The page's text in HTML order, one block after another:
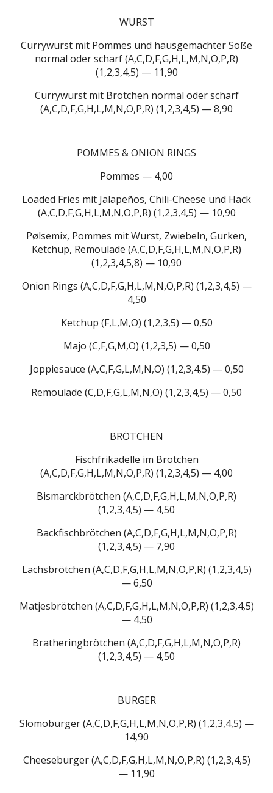
WURST
Currywurst mit Pommes und hausgemachter Soße
normal oder scharf (A,C,D,F,G,H,L,M,N,O,P,R)
(1,2,3,4,5) — 11,90
Currywurst mit Brötchen normal oder scharf
(A,C,D,F,G,H,L,M,N,O,P,R) (1,2,3,4,5) — 8,90
POMMES & ONION RINGS
Pommes — 4,00
Loaded Fries mit Jalapeños, Chili-Cheese und Hack
(A,C,D,F,G,H,L,M,N,O,P,R) (1,2,3,4,5) — 10,90
Pølsemix, Pommes mit Wurst, Zwiebeln, Gurken,
Ketchup, Remoulade (A,C,D,F,G,H,L,M,N,O,P,R)
(1,2,3,4,5,8) — 10,90
Onion Rings (A,C,D,F,G,H,L,M,N,O,P,R) (1,2,3,4,5) —
4,50
Ketchup (F,L,M,O) (1,2,3,5) — 0,50
Majo (C,F,G,M,O) (1,2,3,5) — 0,50
Joppiesauce (A,C,F,G,L,M,N,O) (1,2,3,4,5) — 0,50
Remoulade (C,D,F,G,L,M,N,O) (1,2,3,4,5) — 0,50
BRÖTCHEN
Fischfrikadelle im Brötchen
(A,C,D,F,G,H,L,M,N,O,P,R) (1,2,3,4,5) — 4,00
Bismarckbrötchen (A,C,D,F,G,H,L,M,N,O,P,R)
(1,2,3,4,5) — 4,50
Backfischbrötchen (A,C,D,F,G,H,L,M,N,O,P,R)
(1,2,3,4,5) — 7,90
Lachsbrötchen (A,C,D,F,G,H,L,M,N,O,P,R) (1,2,3,4,5)
— 6,50
Matjesbrötchen (A,C,D,F,G,H,L,M,N,O,P,R) (1,2,3,4,5)
— 4,50
Bratheringbrötchen (A,C,D,F,G,H,L,M,N,O,P,R)
(1,2,3,4,5) — 4,50
BURGER
Slomoburger (A,C,D,F,G,H,L,M,N,O,P,R) (1,2,3,4,5) —
14,90
Cheeseburger (A,C,D,F,G,H,L,M,N,O,P,R) (1,2,3,4,5)
— 11,90